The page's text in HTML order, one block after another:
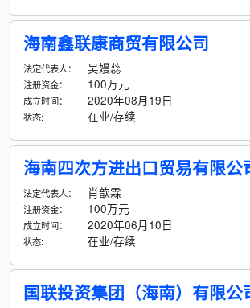
海南鑫联康商贸有限公司
法定代表人： 吴嫚蕊
注册资金： 100万元
成立时间： 2020年08月19日
状态: 在业/存续
海南四次方进出口贸易有限公
法定代表人： 肖歆霖
注册资金： 100万元
成立时间： 2020年06月10日
状态: 在业/存续
国联投资集团（海南）有限公